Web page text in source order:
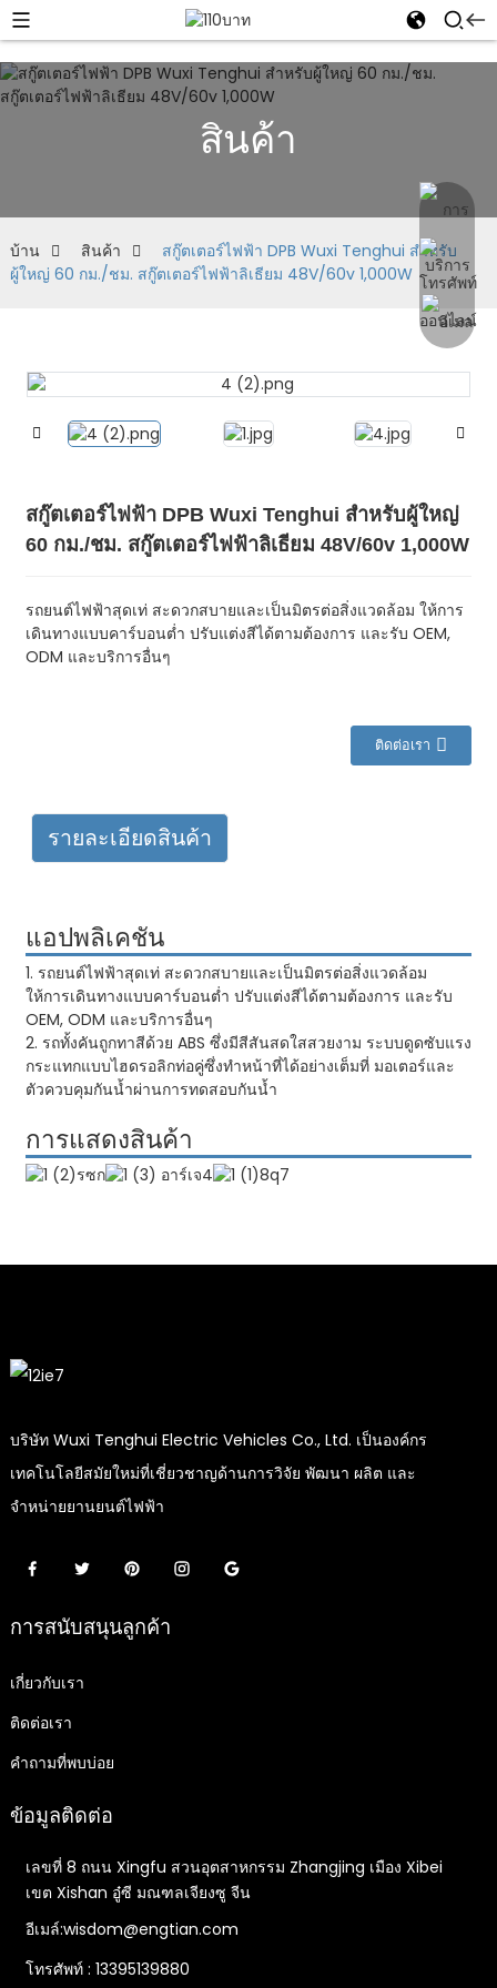
สินค้า
บ้าน สินค้า
สกู๊ตเตอร์ไฟฟ้า DPB Wuxi Tenghui สำหรับ
ผู้ใหญ่ 60 กม./ชม. สกู๊ตเตอร์ไฟฟ้าลิเธียม 48V/60v 1,000W
สกู๊ตเตอร์ไฟฟ้า DPB Wuxi Tenghui สำหรับผู้ใหญ่
60 กม./ชม. สกู๊ตเตอร์ไฟฟ้าลิเธียม 48V/60v 1,000W
รถยนต์ไฟฟ้าสุดเท่ สะดวกสบายและเป็นมิตรต่อสิ่งแวดล้อม ให้การ
เดินทางแบบคาร์บอนต่ำ ปรับแต่งสีได้ตามต้องการ และรับ OEM,
ODM และบริการอื่นๆ
ติดต่อเรา
รายละเอียดสินค้า
แอปพลิเคชัน
1. รถยนต์ไฟฟ้าสุดเท่ สะดวกสบายและเป็นมิตรต่อสิ่งแวดล้อม
ให้การเดินทางแบบคาร์บอนต่ำ ปรับแต่งสีได้ตามต้องการ และรับ
OEM, ODM และบริการอื่นๆ
2. รถทั้งคันถูกทาสีด้วย ABS ซึ่งมีสีสันสดใสสวยงาม ระบบดูดซับแรง
กระแทกแบบไฮดรอลิกท่อคู่ซึ่งทำหน้าที่ได้อย่างเต็มที่ มอเตอร์และ
ตัวควบคุมกันน้ำผ่านการทดสอบกันน้ำ
การแสดงสินค้า
บริษัท Wuxi Tenghui Electric Vehicles Co., Ltd. เป็นองค์กร
เทคโนโลยีสมัยใหม่ที่เชี่ยวชาญด้านการวิจัย พัฒนา ผลิต และ
จำหน่ายยานยนต์ไฟฟ้า
การสนับสนุนลูกค้า
เกี่ยวกับเรา
ติดต่อเรา
คำถามที่พบบ่อย
ข้อมูลติดต่อ
เลขที่ 8 ถนน Xingfu สวนอุตสาหกรรม Zhangjing เมือง Xibei
เขต Xishan อู๋ซี มณฑลเจียงซู จีน
อีเมล์:wisdom@engtian.com
โทรศัพท์ : 13395139880